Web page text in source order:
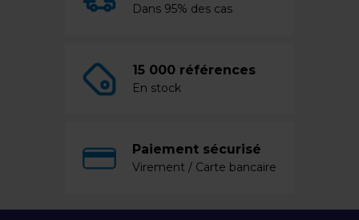
Dans 95% des cas
15 000 références
En stock
Paiement sécurisé
Virement / Carte bancaire